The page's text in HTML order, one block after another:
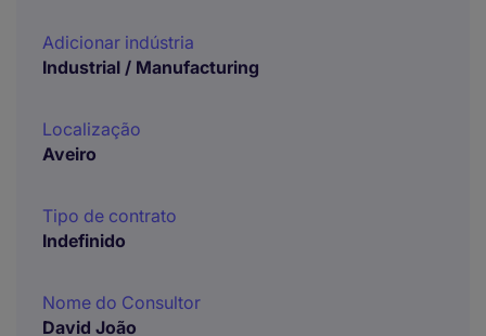
Adicionar indústria
Industrial / Manufacturing
Localização
Aveiro
Tipo de contrato
Indefinido
Nome do Consultor
David João